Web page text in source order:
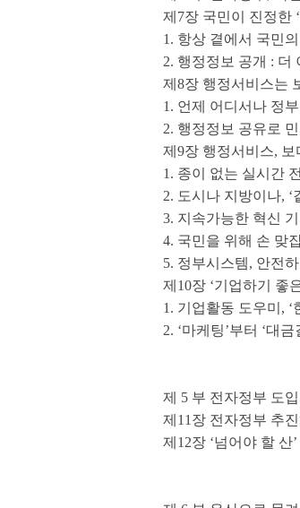
제7장 국민이 진정한
1. 항상 곁에서 국민
2. 행정정보 공개 : 더
제8장 행정서비스는
1. 언제 어디서나 정
2. 행정정보 공유로
제9장 행정서비스, 보
1. 종이 없는 실시간
2. 도시나 지방이나, ‘
3. 지속가능한 혁신
4. 국민을 위해 손 맞
5. 정부시스템, 안전
제10장 ‘기업하기 좋
1. 기업활동 도우미,
2. ‘마케팅’부터 ‘대
제 5 부 전자정부 도
제11장 전자정부 추
제12장 ‘넘어야 할 산’